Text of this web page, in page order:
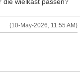
(10-May-2026, 11:55 AM)